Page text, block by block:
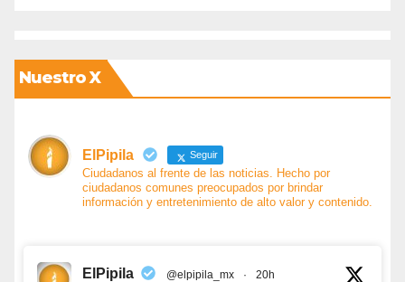
Nuestro X
ElPipila Seguir
Ciudadanos al frente de las noticias. Hecho por
ciudadanos comunes preocupados por brindar
información y entretenimiento de alto valor y contenido.
ElPipila @elpipila_mx · 20h